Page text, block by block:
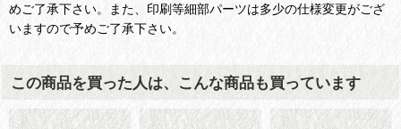
めご了承下さい。また、印刷等細部パーツは多少の仕様変更がござ
いますので予めご了承下さい。
この商品を買った人は、こんな商品も買っています